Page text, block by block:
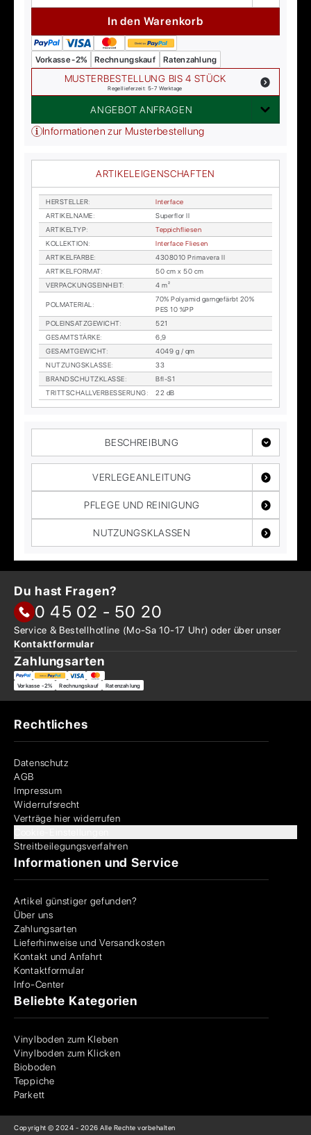
In den Warenkorb
Vorkasse -2% Rechnungskauf Ratenzahlung
MUSTERBESTELLUNG BIS 4 STÜCK
Regellieferzeit: 5-7 Werktage
ANGEBOT ANFRAGEN
Informationen zur Musterbestellung
ARTIKELEIGENSCHAFTEN
HER­STEL­LER:
In­ter­face
AR­TI­KEL­NA­ME:
Su­per­flor II
AR­TI­KEL­TYP:
Tep­pich­flie­sen
KOL­LEK­TI­ON:
In­ter­face Flie­sen
AR­TI­KEL­FAR­BE:
4308010 Pri­ma­ve­ra II
AR­TI­KEL­FOR­MAT:
50 cm x 50 cm
VER­PA­CKUNGS­EIN­HEIT: 4 m²
POL­MA­TE­RI­AL :
70% Po­ly­amid garn­ge­färbt 20%
PES 10 %PP
POL­EIN­SATZ­GE­WICHT:
521
GE­SAMT­STÄR­KE:
6,9
GE­SAMT­GE­WICHT:
4049 g / qm
NUT­ZUNGS­KLAS­SE:
33
BRAND­SCHUTZ­KLAS­SE:
Bfl-S1
TRITT­SCHALL­VER­BES­SE­RUNG: 22 dB
BESCHREIBUNG
VERLEGEANLEITUNG
PFLEGE UND REINIGUNG
NUTZUNGSKLASSEN
Du hast Fragen?
0 45 02 - 50 20
Service & Bestellhotline (Mo-Sa 10-17 Uhr) oder überunser
Kontaktformular
Zahlungsarten
Vorkasse -2% Rechnungskauf Ratenzahlung
Rechtliches
Datenschutz
AGB
Impressum
Widerrufsrecht
Verträge hier widerrufen
Streitbeilegungsverfahren
Informationen und Service
Artikel günstiger gefunden?
Über uns
Zahlungsarten
Lieferhinweise und Versandkosten
Kontakt und Anfahrt
Kontaktformular
Info-Center
Beliebte Kategorien
Vinylboden zum Kleben
Vinylboden zum Klicken
Bioboden
Teppiche
Parkett
Copyright © 2024 - 2026 Alle Rechte vorbehalten